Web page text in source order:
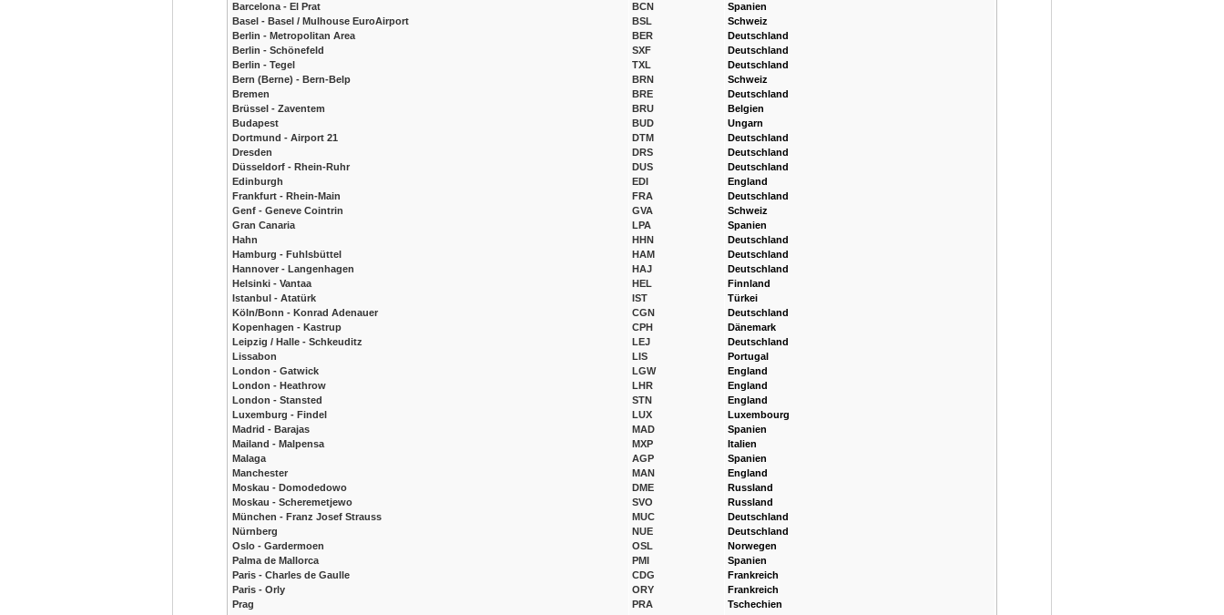
Barcelona - El Prat
Basel - Basel / Mulhouse EuroAirport
Berlin - Metropolitan Area
Berlin - Schönefeld
Berlin - Tegel
Bern (Berne) - Bern-Belp
Bremen
Brüssel - Zaventem
Budapest
Dortmund - Airport 21
Dresden
Düsseldorf - Rhein-Ruhr
Edinburgh
Frankfurt - Rhein-Main
Genf - Geneve Cointrin
Gran Canaria
Hahn
Hamburg - Fuhlsbüttel
Hannover - Langenhagen
Helsinki - Vantaa
Istanbul - Atatürk
Köln/Bonn - Konrad Adenauer
Kopenhagen - Kastrup
Leipzig / Halle - Schkeuditz
Lissabon
London - Gatwick
London - Heathrow
London - Stansted
Luxemburg - Findel
Madrid - Barajas
Mailand - Malpensa
Malaga
Manchester
Moskau - Domodedowo
Moskau - Scheremetjewo
München - Franz Josef Strauss
Nürnberg
Oslo - Gardermoen
Palma de Mallorca
Paris - Charles de Gaulle
Paris - Orly
Prag
BCN
BSL
BER
SXF
TXL
BRN
BRE
BRU
BUD
DTM
DRS
DUS
EDI
FRA
GVA
LPA
HHN
HAM
HAJ
HEL
IST
CGN
CPH
LEJ
LIS
LGW
LHR
STN
LUX
MAD
MXP
AGP
MAN
DME
SVO
MUC
NUE
OSL
PMI
CDG
ORY
PRA
Spanien
Schweiz
Deutschland
Deutschland
Deutschland
Schweiz
Deutschland
Belgien
Ungarn
Deutschland
Deutschland
Deutschland
England
Deutschland
Schweiz
Spanien
Deutschland
Deutschland
Deutschland
Finnland
Türkei
Deutschland
Dänemark
Deutschland
Portugal
England
England
England
Luxembourg
Spanien
Italien
Spanien
England
Russland
Russland
Deutschland
Deutschland
Norwegen
Spanien
Frankreich
Frankreich
Tschechien